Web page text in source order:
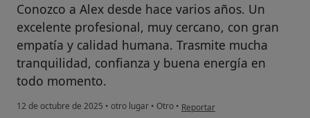
Conozco a Alex desde hace varios años. Un
excelente profesional, muy cercano, con gran
empatía y calidad humana. Trasmite mucha
tranquilidad, confianza y buena energía en
todo momento.
12 de octubre de 2025 • otro lugar • Otro • en opinión del usuario Mariana L
Reportar